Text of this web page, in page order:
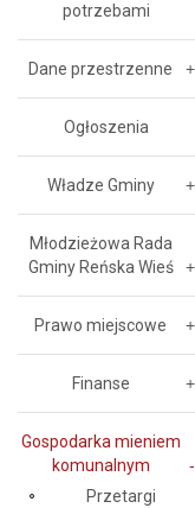
potrzebami
Dane przestrzenne
Ogłoszenia
Władze Gminy
Młodzieżowa Rada
Gminy Reńska Wieś
Prawo miejscowe
Finanse
Gospodarka mieniem
komunalnym
Przetargi